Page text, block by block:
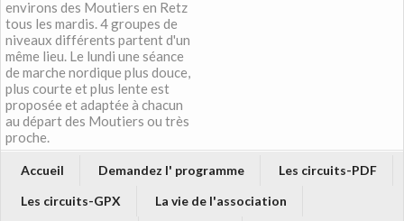
environs des Moutiers en Retz
tous les mardis. 4 groupes de
niveaux différents partent d'un
même lieu. Le lundi une séance
de marche nordique plus douce,
plus courte et plus lente est
proposée et adaptée à chacun
au départ des Moutiers ou très
proche.
Accueil Demandez l' programme
Les circuits-PDF
Les circuits-GPX
La vie de l'association